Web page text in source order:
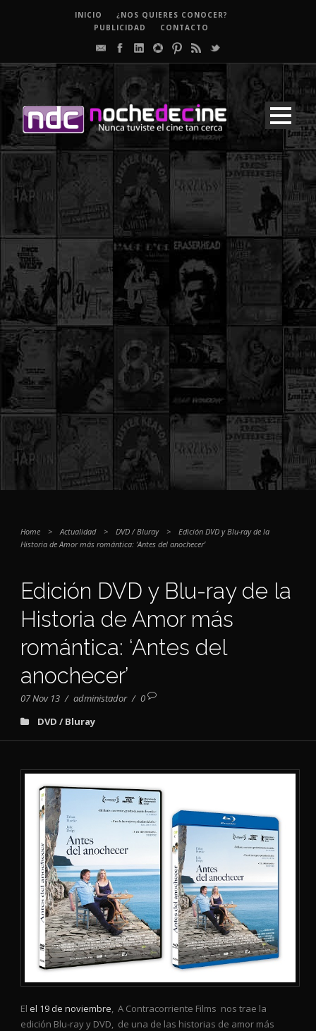
INICIO
¿NOS QUIERES CONOCER?
PUBLICIDAD
CONTACTO
Home > Actualidad > DVD / Bluray >
Edición DVD y Blu-ray de la
Historia de Amor más romántica: ‘Antes del anochecer’
Edición DVD y Blu-ray de la
Historia de Amor más
romántica: ‘Antes del
anochecer’
07 Nov 13 / administador / 0
DVD / Bluray
El el 19 de noviembre, A Contracorriente Films nos trae la
edición Blu-ray y DVD, de una de las historias de amor más